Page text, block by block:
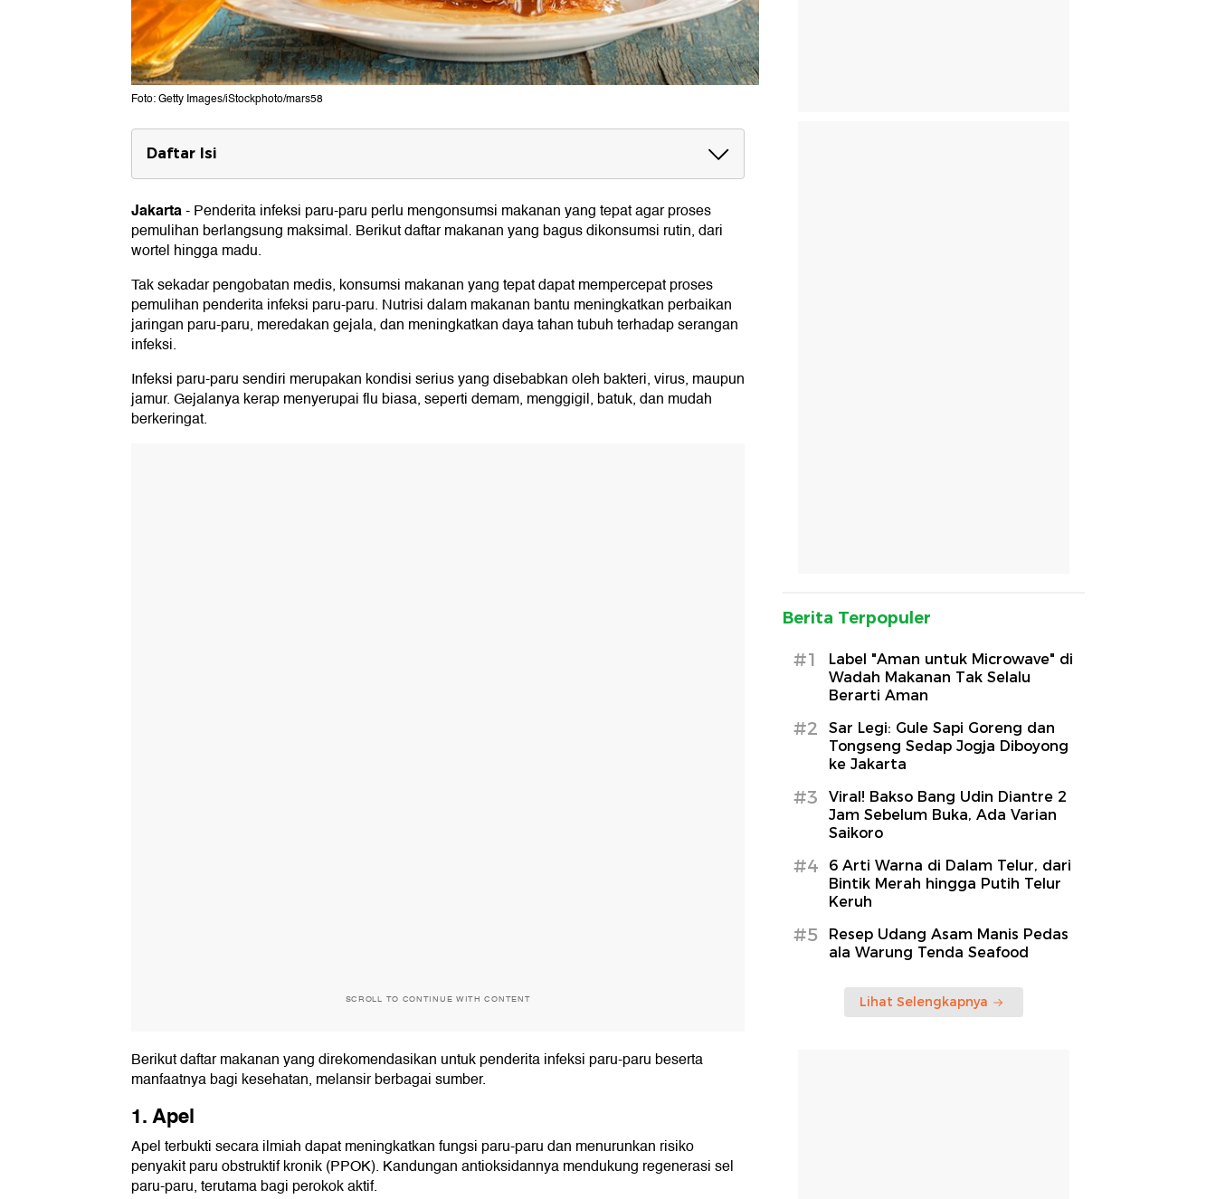
Foto: Getty Images/iStockphoto/mars58
Daftar Isi
1. Apel
2. Tomat
3. Wortel
4. Brokoli
5. Bawang putih
7. Kunyit
8. Labu
Jakarta-Penderita infeksi paru-paru perlu mengonsumsi makanan yang tepat agar proses
pemulihan berlangsung maksimal. Berikut daftar makanan yang bagus dikonsumsi rutin, dari
wortel hingga madu.
Tak sekadar pengobatan medis, konsumsi makanan yang tepat dapat mempercepat proses
pemulihan penderita infeksi paru-paru. Nutrisi dalam makanan bantu meningkatkan perbaikan
jaringan paru-paru, meredakan gejala, dan meningkatkan daya tahan tubuh terhadap serangan
infeksi.
Infeksi paru-paru sendiri merupakan kondisi serius yang disebabkan oleh bakteri, virus, maupun
jamur. Gejalanya kerap menyerupai flu biasa, seperti demam, menggigil, batuk, dan mudah
berkeringat.
SCROLL TO CONTINUE WITH CONTENT
Berikut daftar makanan yang direkomendasikan untuk penderita infeksi paru-paru beserta
manfaatnya bagi kesehatan, melansir berbagai sumber.
1. Apel
Apel terbukti secara ilmiah dapat meningkatkan fungsi paru-paru dan menurunkan risiko
penyakit paru obstruktif kronik (PPOK). Kandungan antioksidannya mendukung regenerasi sel
paru-paru, terutama bagi perokok aktif.
Berita Terpopuler
#1
Label "Aman untuk Microwave" di
Wadah Makanan Tak Selalu
Berarti Aman
#2
Sar Legi: Gule Sapi Goreng dan
Tongseng Sedap Jogja Diboyong
ke Jakarta
#3
Viral! Bakso Bang Udin Diantre 2
Jam Sebelum Buka, Ada Varian
Saikoro
#4
6 Arti Warna di Dalam Telur, dari
Bintik Merah hingga Putih Telur
Keruh
#5
Resep Udang Asam Manis Pedas
ala Warung Tenda Seafood
Lihat Selengkapnya